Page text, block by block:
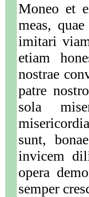
Moneo et
meas,
imitari
etiam
nostrae
patre
sola
sunt,
invicem
opera
semper